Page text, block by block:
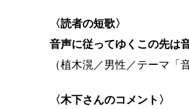
〈読者の短歌〉
音声に従ってゆくこの先は
（植木滉／男性／テーマ「
〈木下さんのコメント〉